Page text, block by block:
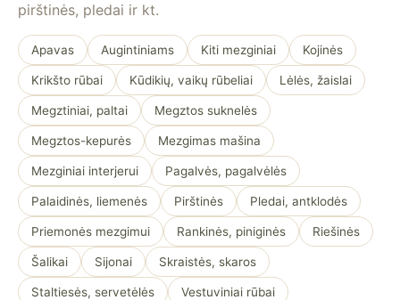
pirštinės, pledai ir kt.
Apavas Augintiniams Kiti mezginiai Kojinės
Krikšto rūbai Kūdikių, vaikų rūbeliai Lėlės, žaislai
Megztiniai, paltai Megztos suknelės
Megztos-kepurės Mezgimas mašina
Mezginiai interjerui Pagalvės, pagalvėlės
Palaidinės, liemenės Pirštinės Pledai, antklodės
Priemonės mezgimui Rankinės, piniginės Riešinės
Šalikai Sijonai Skraistės, skaros
Staltiesės, servetėlės Vestuviniai rūbai